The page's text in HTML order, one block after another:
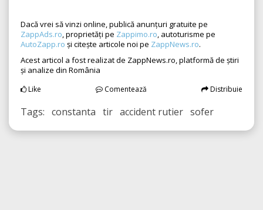
Dacă vrei să vinzi online, publică anunțuri gratuite pe
ZappAds.ro, proprietăți pe Zappimo.ro, autoturisme pe
AutoZapp.ro și citește articole noi pe ZappNews.ro.
Acest articol a fost realizat de ZappNews.ro, platformă de știri
și analize din România
Like Comentează Distribuie
Tags: constanta tir accident rutier sofer